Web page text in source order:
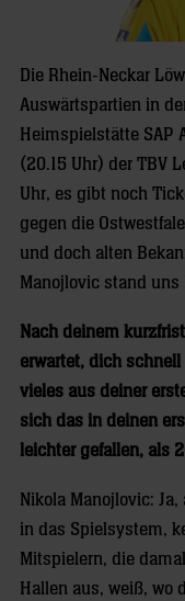
Die Rhein-Neckar
Auswärtspartien in
Heimspielstätte SAP
(20.15 Uhr) der TBV
Uhr, es gibt noch
gegen die
und doch alten
Manojlovic stand uns
Nach deinem
erwartet, dich
vieles aus deiner
sich das in deinen
leichter gefallen, als
Nikola Manojlovic:
in das Spielsystem,
Mitspielern, die
Hallen aus, weiß, wo